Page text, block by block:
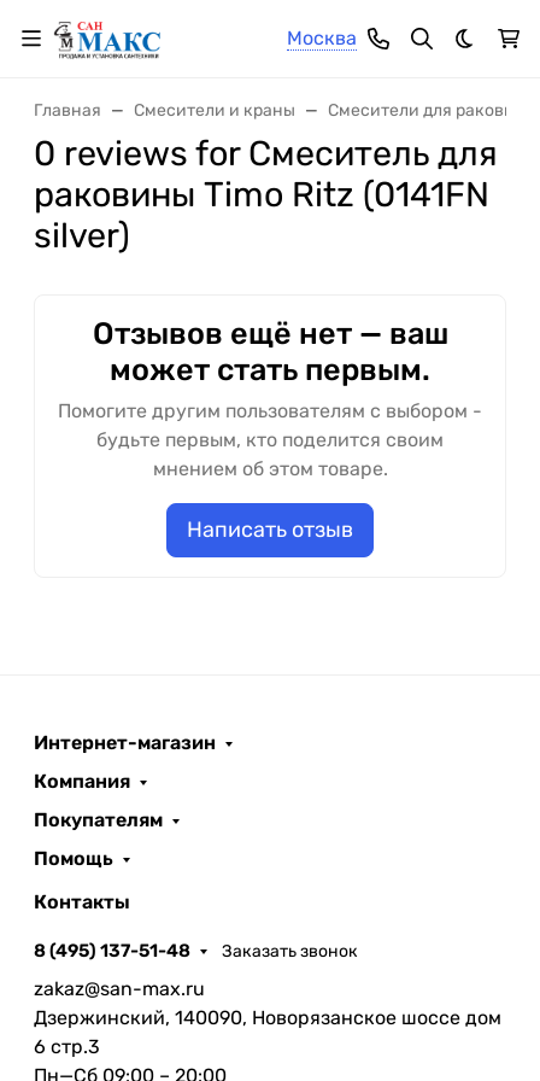
Москва
Темная
Главная Смесители и краны Смесители для раковины
0 reviews for Смеситель для
раковины Timo Ritz (0141FN
silver)
Отзывов ещё нет — ваш
может стать первым.
Помогите другим пользователям с выбором -
будьте первым, кто поделится своим
мнением об этом товаре.
Написать отзыв
Интернет-магазин
Компания
Покупателям
Помощь
Контакты
8 (495) 137-51-48 Заказать звонок
zakaz@san-max.ru
Дзержинский, 140090, Новорязанское шоссе дом
6 стр.3
Пн—Сб 09:00 – 20:00